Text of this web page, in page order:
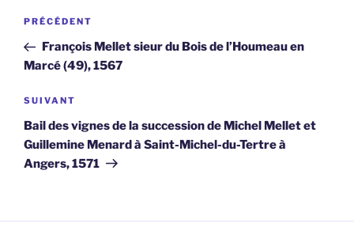
Navigation
l’article
Article
précédent
PRÉCÉDENT
François Mellet sieur du Bois de l’Houmeau en
Marcé (49), 1567
Article
suivant
SUIVANT
Bail des vignes de la succession de Michel Mellet et
Guillemine Menard à Saint-Michel-du-Tertre à
Angers, 1571